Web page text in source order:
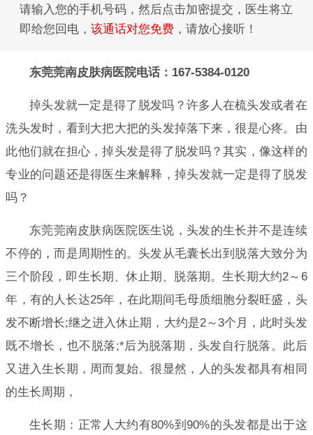
请输入您的手机号码，然后点击加密提交，医生将立
即给您回电， 该通话对您免费 ，请放心接听！
东莞莞南皮肤病医院电话：167-5384-0120
掉头发就一定是得了脱发吗？许多人在梳头发或者在
洗头发时，看到大把大把的头发掉落下来，很是心疼。由
此他们就在担心，掉头发是得了脱发吗？其实，像这样的
专业的问题还是得医生来解释，掉头发就一定是得了脱发
吗？
东莞莞南皮肤病医院医生说，头发的生长并不是连续
不停的，而是周期性的。头发从毛囊长出到脱落大致分为
三个阶段，即生长期、休止期、脱落期。生长期大约2～6
年，有的人长达25年，在此期间毛母质细胞分裂旺盛，头
发不断增长;继之进入休止期，大约是2～3个月，此时头发
既不增长，也不脱落;*后为脱落期，头发自行脱落。此后
又进入生长期，周而复始。很显然，人的头发都具有相同
的生长周期，
生长期：正常人大约有80%到90%的头发都是出于这